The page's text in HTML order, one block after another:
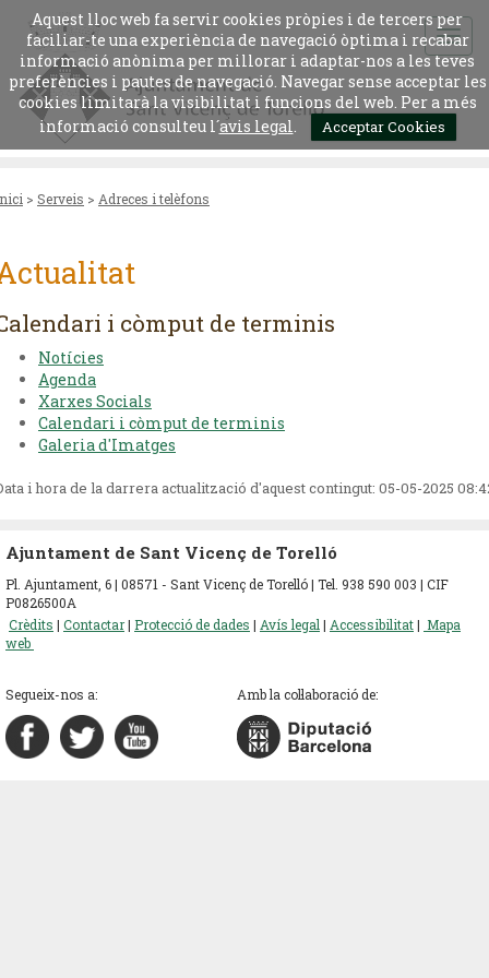
Aquest lloc web fa servir cookies pròpies i de tercers per
faciliar-te una experiència de navegació òptima i recabar
informació anònima per millorar i adaptar-nos a les teves
preferències i pautes de navegació. Navegar sense acceptar les
cookies limitarà la visibilitat i funcions del web. Per a més
informació consulteu l´avis legal. Acceptar Cookies
> Serveis > Adreces i telèfons
i còmput de terminis
Notícies
Agenda
Xarxes Socials
Calendari i còmput de terminis
Galeria d'Imatges
i hora de la darrera actualització d'aquest contingut: 05-05-2025
Ajuntament de Sant Vicenç de Torelló
Pl. Ajuntament, 6 | 08571 - Sant Vicenç de Torelló | Tel. 938 590 003 | CIF
P0826500A
Crèdits | Contactar| Protecció de dades | Avís legal | Accessibilitat| Mapa
web
Segueix-nos a: Amb la col·laboració de: